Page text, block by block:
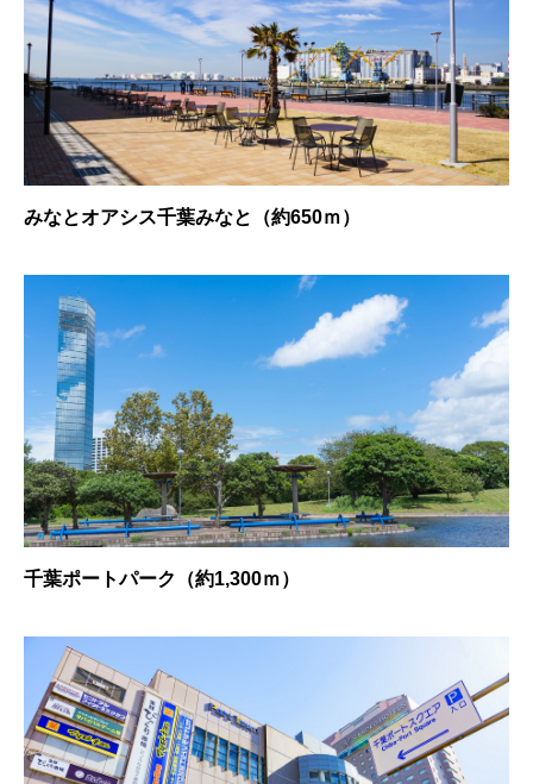
みなとオアシス千葉みなと（約650ｍ）
千葉ポートパーク（約1,300ｍ）